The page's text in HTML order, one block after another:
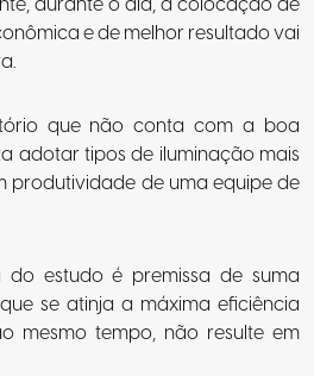
e de melhor resultado vai
que não conta com a boa
adotar tipos de iluminação mais
produtividade de uma equipe de
estudo é premissa de suma
se atinja a máxima eficiência
mesmo tempo, não resulte em